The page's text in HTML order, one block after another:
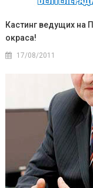
Кастинг ведущих на
окраса!
17/08/2011